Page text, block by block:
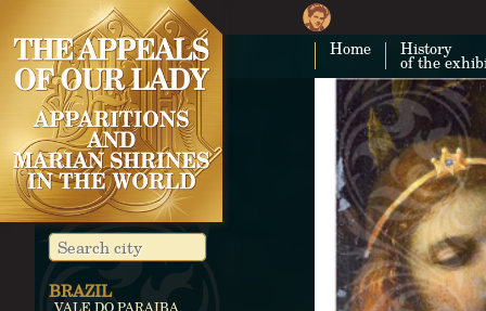
Home History
of the
BRAZIL
VALE DO PARAIBA